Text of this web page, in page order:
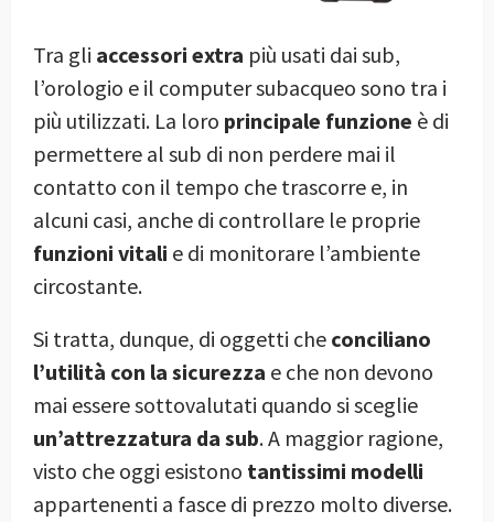
Tra gli accessori extra più usati dai sub,
l’orologio e il computer subacqueo sono tra i
più utilizzati. La loro principale funzione è di
permettere al sub di non perdere mai il
contatto con il tempo che trascorre e, in
alcuni casi, anche di controllare le proprie
funzioni vitali e di monitorare l’ambiente
circostante.
Si tratta, dunque, di oggetti che conciliano
l’utilità con la sicurezza e che non devono
mai essere sottovalutati quando si sceglie
un’attrezzatura da sub. A maggior ragione,
visto che oggi esistono tantissimi modelli
appartenenti a fasce di prezzo molto diverse.